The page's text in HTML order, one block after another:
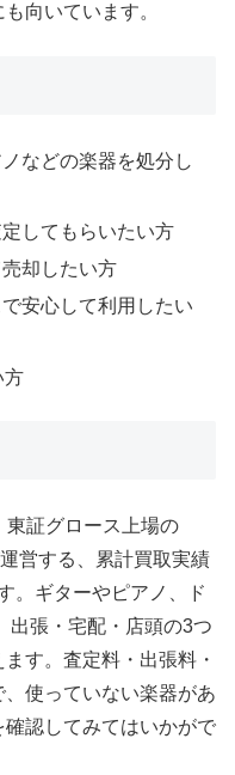
向いています。
などの楽器を処分し
してもらいたい方
却したい方
安心して利用したい
方
東証グロース上場の
営する、累計買取実績
。ギターやピアノ、ド
出張・宅配・店頭の3つ
す。査定料・出張料・
使っていない楽器があ
認してみてはいかがで